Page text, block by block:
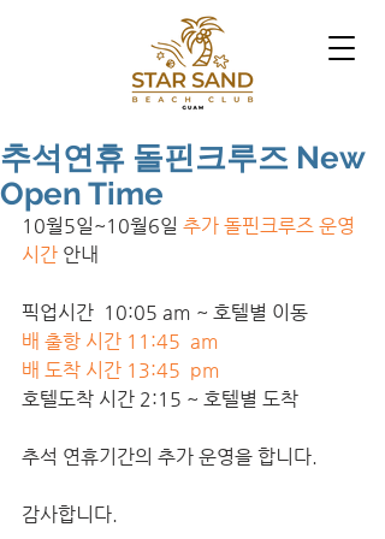
추석연휴 돌핀크루즈 New
Open Time
10월5일~10월6일 추가 돌핀크루즈 운영
시간 안내
픽업시간  10:05 am ~ 호텔별 이동
배 출항 시간 11:45  am
배 도착 시간 13:45  pm
호텔도착 시간 2:15 ~ 호텔별 도착
추석 연휴기간의 추가 운영을 합니다.
감사합니다.